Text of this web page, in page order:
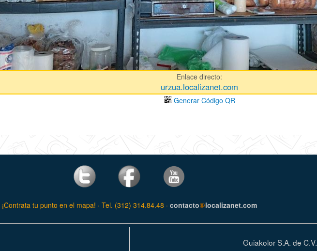
Enlace directo:
urzua.localizanet.com
Generar Código QR
¡Contrata tu punto en el mapa! · Tel. (312) 314.84.48 · contacto localizanet.com
Guiakolor S.A. de C.V.